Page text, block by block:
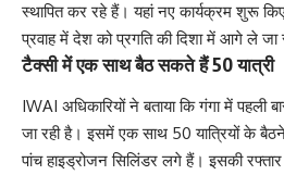
स्थापित कर रहे हैं। यहां नए कार्यक्रम शुरू
प्रवाह में देश को प्रगति की दिशा में आगे ले
टैक्सी में एक साथ बैठ सकते हैं 50 यात्री
IWAI अधिकारियों ने बताया कि गंगा में पहली
जा रही है। इसमें एक साथ 50 यात्रियों के
पांच हाइड्रोजन सिलिंडर लगे हैं। इसकी